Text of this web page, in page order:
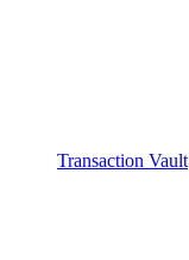
Transaction Vault